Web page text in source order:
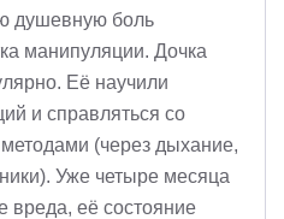
душевную боль
манипуляции. Дочка
Её научили
и справляться со
(через дыхание,
Уже четыре месяца
вреда, её состояние